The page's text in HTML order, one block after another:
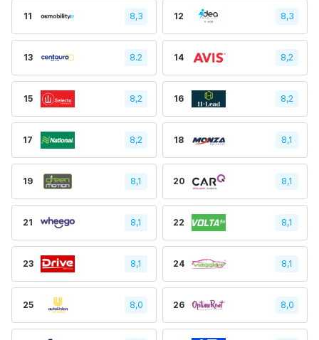
11 8,3 12 8,3
13 8.2 14 8,2
15 8,2 16 8,2
17 8,2 18 8,1
19 8,1 20 8,1
21 8,1 22 8,1
23 8,1 24 8,1
25 8,0 26 8,0